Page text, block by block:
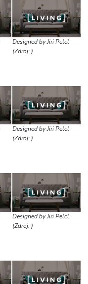
Designed by Jiri Pelcl
(Zdroj: )
Designed by Jiri Pelcl
(Zdroj: )
Designed by Jiri Pelcl
(Zdroj: )